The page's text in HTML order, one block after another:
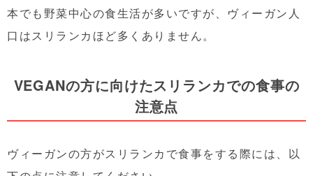
本でも野菜中心の食生活が多いですが、ヴィーガン人
口はスリランカほど多くありません。
VEGANの方に向けたスリランカでの食事の
注意点
ヴィーガンの方がスリランカで食事をする際には、以